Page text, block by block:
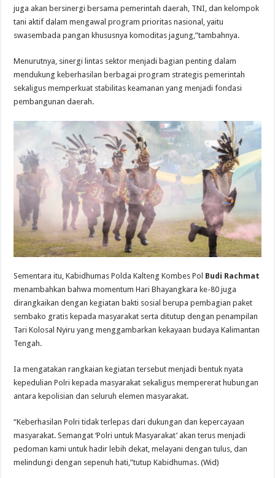
juga akan bersinergi bersama pemerintah daerah, TNI, dan kelompok
tani aktif dalam mengawal program prioritas nasional, yaitu
swasembada pangan khususnya komoditas jagung,”tambahnya.
Menurutnya, sinergi lintas sektor menjadi bagian penting dalam
mendukung keberhasilan berbagai program strategis pemerintah
sekaligus memperkuat stabilitas keamanan yang menjadi fondasi
pembangunan daerah.
Sementara itu, Kabidhumas Polda Kalteng Kombes Pol Budi Rachmat
menambahkan bahwa momentum Hari Bhayangkara ke-80 juga
dirangkaikan dengan kegiatan bakti sosial berupa pembagian paket
sembako gratis kepada masyarakat serta ditutup dengan penampilan
Tari Kolosal Nyiru yang menggambarkan kekayaan budaya Kalimantan
Tengah.
Ia mengatakan rangkaian kegiatan tersebut menjadi bentuk nyata
kepedulian Polri kepada masyarakat sekaligus mempererat hubungan
antara kepolisian dan seluruh elemen masyarakat.
“Keberhasilan Polri tidak terlepas dari dukungan dan kepercayaan
masyarakat. Semangat ‘Polri untuk Masyarakat’ akan terus menjadi
pedoman kami untuk hadir lebih dekat, melayani dengan tulus, dan
melindungi dengan sepenuh hati,”tutup Kabidhumas. (Wid)